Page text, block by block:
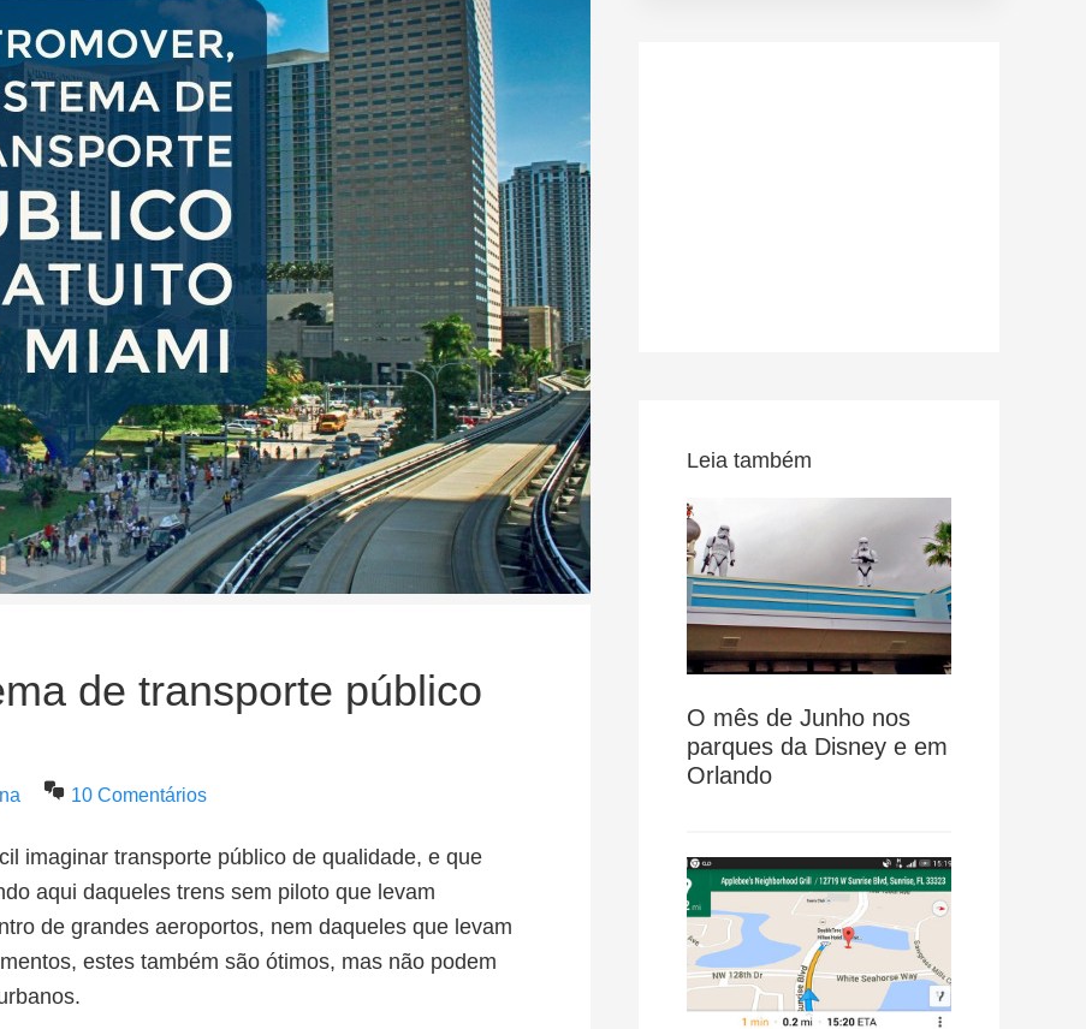
de transporte público
10 Comentários
imaginar transporte público de qualidade, e que
aqui daqueles trens sem piloto que levam
de grandes aeroportos, nem daqueles que levam
estes também são ótimos, mas não podem
Leia também
O mês de Junho nos
parques da Disney e em
Orlando